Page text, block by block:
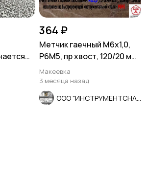
364 ₽
Метчик гаечный М6х1,0,
Р6М5, пр хвост, 120/20 мм,
осн шаг, 2640-0053,
СССР.
Макеевка
3 месяца назад